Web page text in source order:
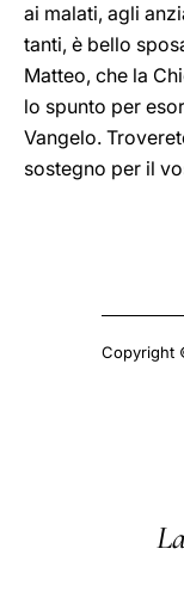
ai malati, agli
tanti, è bello
Matteo, che la
lo spunto per
Vangelo.
sostegno per il
Copyright